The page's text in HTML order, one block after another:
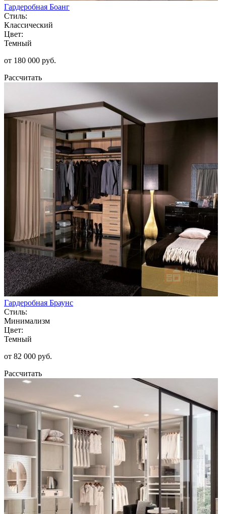
Гардеробная Боанг
Стиль:
Классический
Цвет:
Темный
от 180 000 руб.
Рассчитать
Гардеробная Браунс
Стиль:
Минимализм
Цвет:
Темный
от 82 000 руб.
Рассчитать